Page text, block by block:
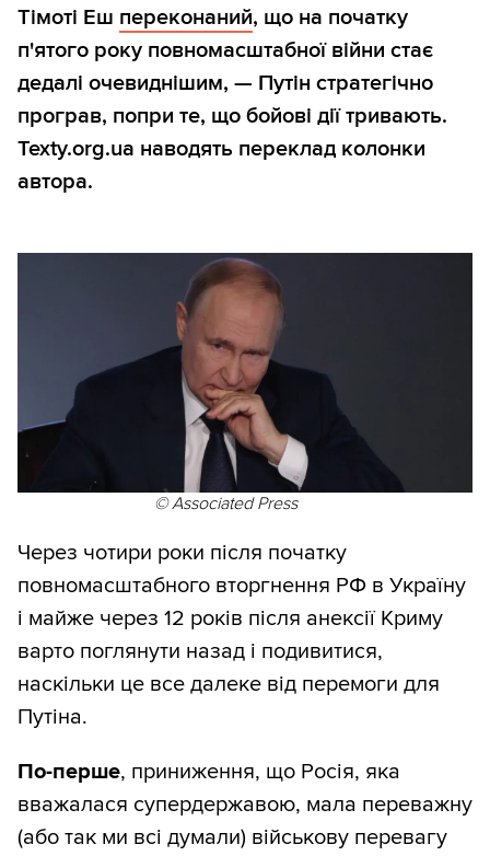
Тімоті Еш переконаний, що на початку
п'ятого року повномасштабної війни стає
дедалі очевиднішим, — Путін стратегічно
програв, попри те, що бойові дії тривають.
Texty.org.ua наводять переклад колонки
автора.
© Associated Press
Через чотири роки після початку
повномасштабного вторгнення РФ в Україну
і майже через 12 років після анексії Криму
варто поглянути назад і подивитися,
наскільки це все далеке від перемоги для
Путіна.
По-перше, приниження, що Росія, яка
вважалася супердержавою, мала переважну
(або так ми всі думали) військову перевагу